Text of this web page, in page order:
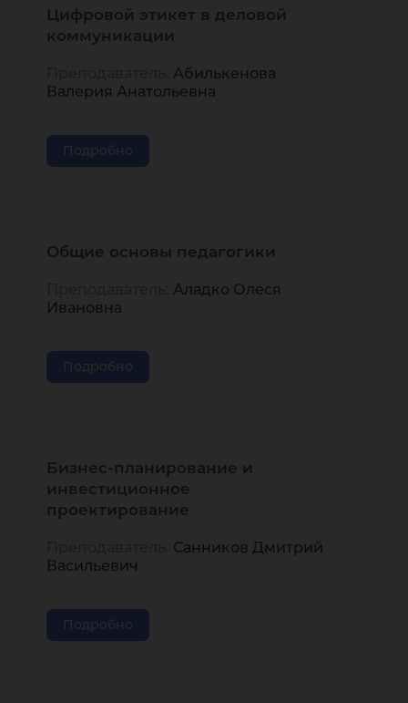
Цифровой этикет в деловой
коммуникации
Абилькенова
Валерия Анатольевна
Подробно
Общие основы педагогики
Аладко Олеся
Ивановна
Подробно
Бизнес-планирование и
инвестиционное
проектирование
Санников Дмитрий
Васильевич
Подробно